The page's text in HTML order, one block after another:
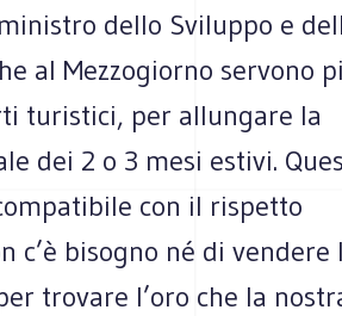
dello Sviluppo e
al Mezzogiorno servono
turistici, per allungare la
dei 2 o 3 mesi estivi.
con il rispetto
c’è bisogno né di vendere
trovare l’oro che la